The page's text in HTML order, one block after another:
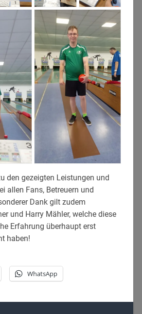
den gezeigten Leistungen und
allen Fans, Betreuern und
Dank gilt zudem
und Harry Mähler, welche diese
Erfahrung überhaupt erst
haben!
WhatsApp